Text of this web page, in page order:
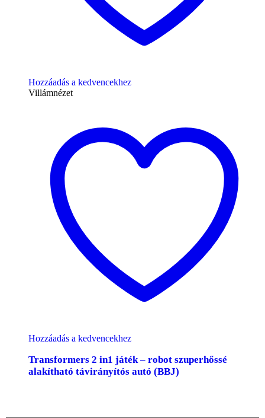
Hozzáadás a kedvencekhez
Villámnézet
Hozzáadás a kedvencekhez
Transformers 2 in1 játék – robot szuperhőssé
alakítható távirányítós autó (BBJ)